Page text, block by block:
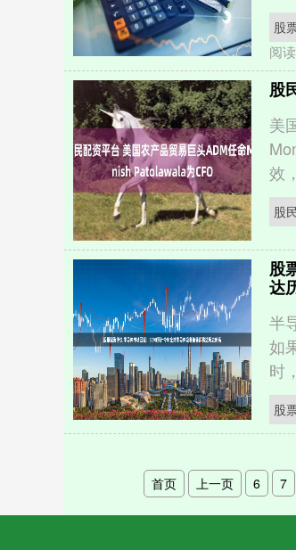
股
阅读
股
美
效
股
股
达
半
如
时
股
首页 上一页 6 7